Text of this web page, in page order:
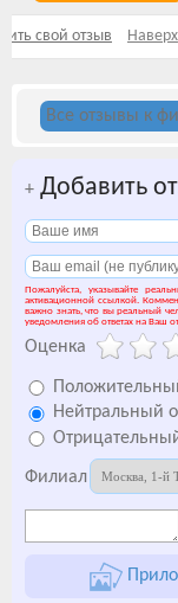
Отзывы
свой отзыв Наверх
Все отзывы к
+ Добавить
Пожалуйста, указывайте
активационной ссылкой.
важно знать, что вы реальный
уведомления об ответах на Ваш
Оценка
Нейтральный
Филиал